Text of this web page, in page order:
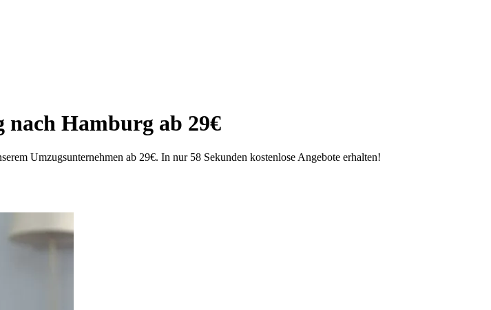
Hamburg ab 29€
Umzugsunternehmen ab 29€. In nur 58 Sekunden kostenlose Angebote erhalten!